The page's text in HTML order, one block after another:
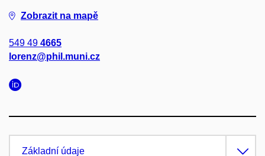
Zobrazit na mapě
549 49 4665
lorenz@phil.muni.cz
Základní údaje